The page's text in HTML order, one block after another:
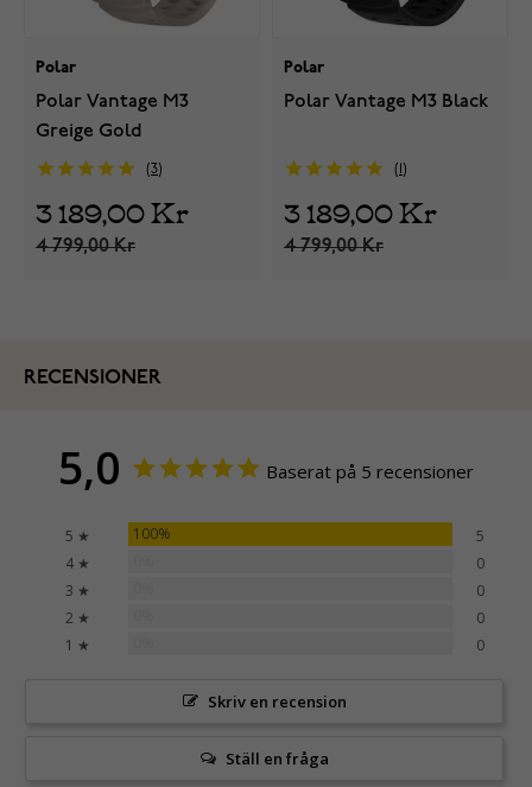
Polar
Polar Vantage M3
Greige Gold
3
3 189,00 Kr
4 799,00 Kr
Polar
Polar Vantage M3 Black
3 189,00 Kr
4 799,00 Kr
RECENSIONER
5,0 Baserat på 5 recensioner
5 ★ 100%
5
4 ★
0
3 ★
0
2 ★
0
1 ★
0
Skriv en recension
Ställ en fråga